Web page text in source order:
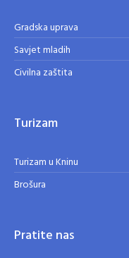
Gradska uprava
Savjet mladih
Civilna zaštita
Turizam
Turizam u Kninu
Brošura
Pratite nas